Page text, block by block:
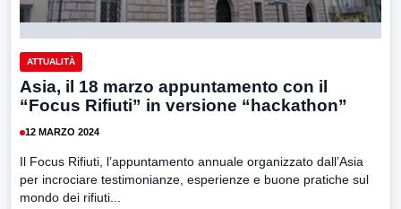
ATTUALITÀ
Asia, il 18 marzo appuntamento con il
“Focus Rifiuti” in versione “hackathon”
12 MARZO 2024
Il Focus Rifiuti, l’appuntamento annuale organizzato dall’Asia
per incrociare testimonianze, esperienze e buone pratiche sul
mondo dei rifiuti...